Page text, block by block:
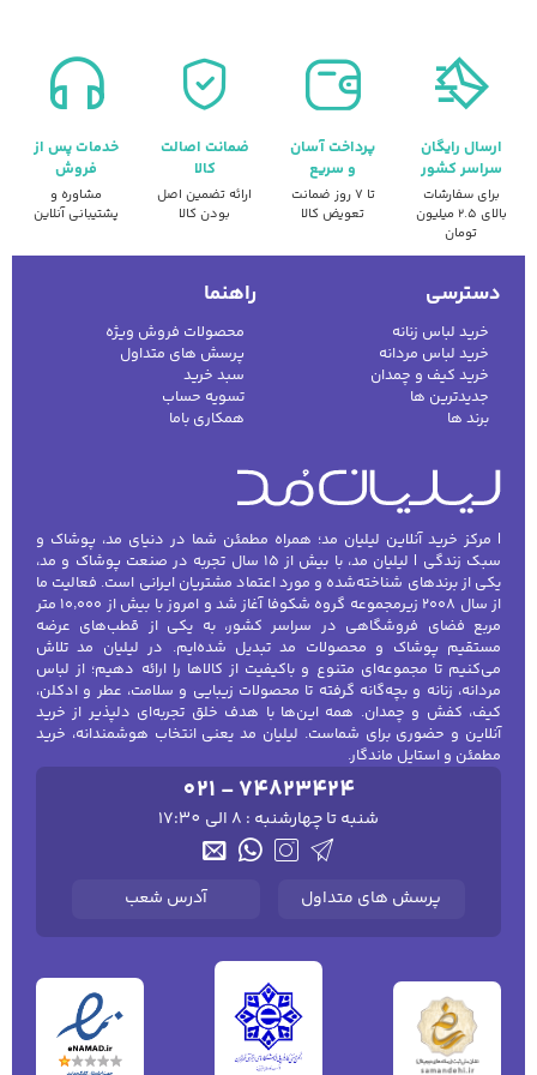
ارسال رایگان
سراسر کشور
برای سفارشات
بالای ۲.۵ میلیون
تومان
پرداخت آسان
و سریع
تا ۷ روز ضمانت
تعویض کالا
ضمانت اصالت
کالا
ارائه تضمین اصل
بودن کالا
خدمات پس از
فروش
مشاوره و
پشتیبانی آنلاین
دسترسی
خرید لباس زنانه
خرید لباس مردانه
خرید کیف و چمدان
جدیدترین ها
برند ها
راهنما
محصولات فروش ویژه
پرسش های متداول
سبد خرید
تسویه حساب
همکاری باما
| مرکز خرید آنلاین لیلیان مد؛ همراه مطمئن شما در دنیای مد، پوشاک و
سبک زندگی | لیلیان مد، با بیش از ۱۵ سال تجربه در صنعت پوشاک و مد،
یکی از برندهای شناخته‌شده و مورد اعتماد مشتریان ایرانی است. فعالیت ما
از سال ۲۰۰۸ زیرمجموعه گروه شکوفا آغاز شد و امروز با بیش از ۱۰٬۰۰۰ متر
مربع فضای فروشگاهی در سراسر کشور، به یکی از قطب‌های عرضه
مستقیم پوشاک و محصولات مد تبدیل شده‌ایم. در لیلیان مد تلاش
می‌کنیم تا مجموعه‌ای متنوع و باکیفیت از کالاها را ارائه دهیم؛ از لباس
مردانه، زنانه و بچه‌گانه گرفته تا محصولات زیبایی و سلامت، عطر و ادکلن،
کیف، کفش و چمدان. همه این‌ها با هدف خلق تجربه‌ای دلپذیر از خرید
آنلاین و حضوری برای شماست. لیلیان مد یعنی انتخاب هوشمندانه، خرید
مطمئن و استایل ماندگار.
021 - 74823424
شنبه تا چهارشنبه : 8 الی 17:30
پرسش های متداول آدرس شعب